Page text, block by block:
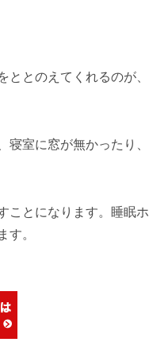
とのえてくれるのが、
寝室に窓が無かったり、
ことになります。睡眠ホ
す。